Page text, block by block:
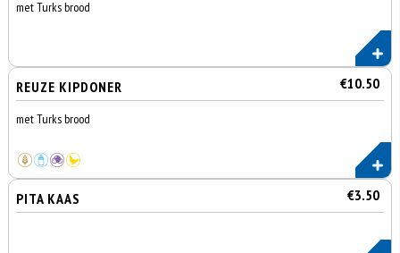
met Turks brood
REUZE KIPDONER €10.50
met Turks brood
PITA KAAS €3.50